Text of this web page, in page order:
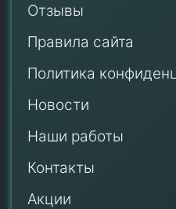
Отзывы
Правила сайта
Политика
Новости
Наши работы
Контакты
Акции